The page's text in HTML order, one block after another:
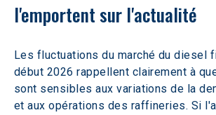
l'emportent sur l'actualité
Les fluctuations du marché du diesel
début 2026 rappellent clairement à
sont sensibles aux variations de la
et aux opérations des raffineries. Si